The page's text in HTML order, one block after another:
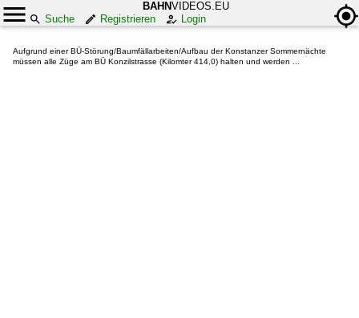
BAHNVIDEOS.EU
Suche
Registrieren Login
Aufgrund einer BÜ-Störung/Baumfällarbeiten/Aufbau der Konstanzer Sommernächte
müssen alle Züge am BÜ Konzilstrasse (Kilomter 414,0) halten und werden ...